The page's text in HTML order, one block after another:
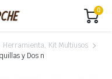
0
Herramienta, Kit Multiusos
y Dos n